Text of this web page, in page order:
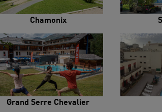
Chamonix
Grand Serre Chevalier